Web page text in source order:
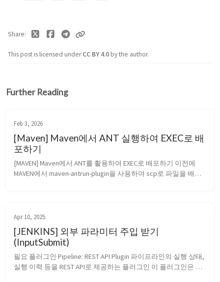
This post is licensed underCC BY 4.0by the author.
Share
Further Reading
Feb 3, 2026
[Maven] Maven에서 ANT 실행하여 EXEC로 배
포하기
[MAVEN] Maven에서 ANT를 활용하여 EXEC로 배포하기 이전에
MAVEN에서 maven-antrun-plugin을 사용하여 scp로 파일을 배포
ex...
Apr 10, 2025
[JENKINS] 외부 파라미터 주입 받기
(InputSubmit)
필요 플러그인 Pipeline: REST API Plugin 파이프라인의 실행 상태,
실행 이력 등을 REST API로 제공하는 플러그인 이 플러그인은